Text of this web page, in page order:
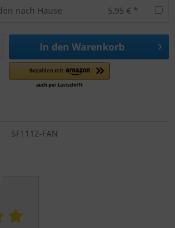
nach Hause 5,95 € *
In den Warenkorb
SF1112-FAN